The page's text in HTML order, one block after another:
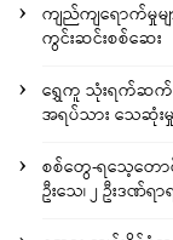
ကျည်ကျရောက်မှုမ
ကွင်းဆင်းစစ်ဆေး
ရွှေကူ သုံးရက်ဆက်
အရပ်သား သေဆုံးမှု
စစ်တွေ-ရသေ့တော
ဦးသေ၊ ၂ ဦးဒဏ်ရာ